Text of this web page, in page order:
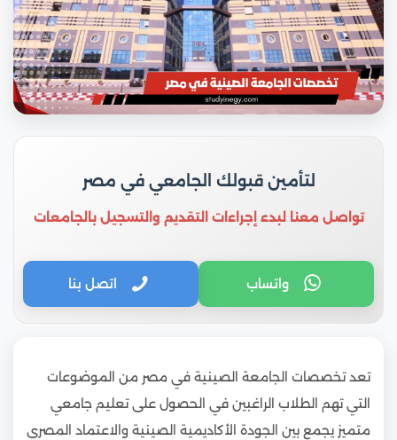
لتأمين قبولك الجامعي في مصر
تواصل معنا لبدء إجراءات التقديم والتسجيل بالجامعات
واتساب اتصل بنا
تعد تخصصات الجامعة الصينية في مصر من الموضوعات
التي تهم الطلاب الراغبين في الحصول على تعليم جامعي
متميز يجمع بين الجودة الأكاديمية الصينية والاعتماد المصري